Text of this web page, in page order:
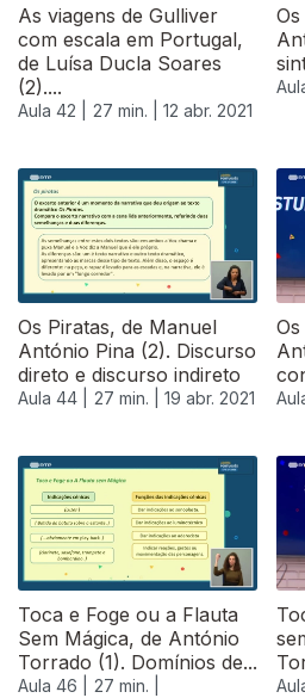
As viagens de Gulliver
com escala em Portugal,
de Luísa Ducla Soares
(2)....
Aula 42 | 27 min. | 12 abr. 2021
Os Piratas, de Manuel
António Pina (2). Discurso
direto e discurso indireto
Aula 44 | 27 min. | 19 abr. 2021
Toca e Foge ou a Flauta
Sem Mágica, de António
Torrado (1). Domínios de...
Aula 46 |
27 min. |
540101